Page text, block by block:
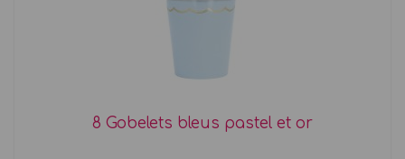
8 Gobelets bleus pastel et or